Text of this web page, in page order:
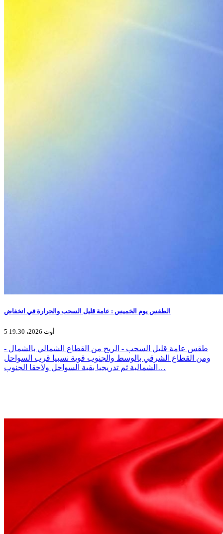
الطقس يوم الخميس : عامة قليل السحب والحرارة في انخفاض
5 أوت 2026، 19:30
- طقس عامة قليل السحب - الريح من القطاع الشمالي بالشمال
ومن القطاع الشرقي بالوسط والجنوب قوية نسبيا قرب السواحل
الشمالية ثم تدريجيا بقية السواحل ولاحقا الجنوب…